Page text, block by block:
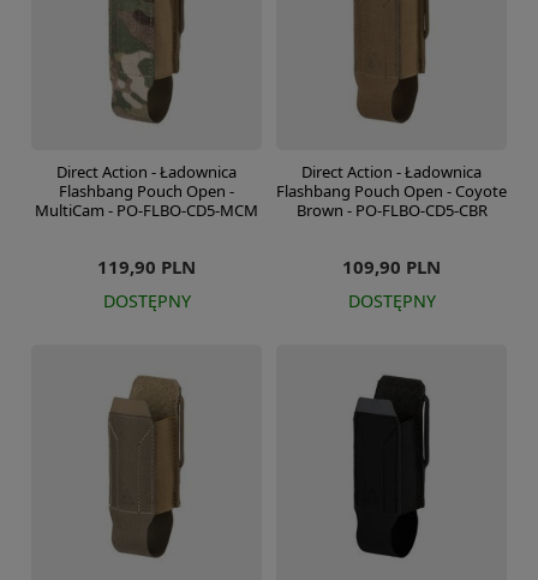
Direct Action - Ładownica
Flashbang Pouch Open -
MultiCam - PO-FLBO-CD5-MCM
119,90 PLN
DOSTĘPNY
Direct Action - Ładownica
Flashbang Pouch Open - Coyote
Brown - PO-FLBO-CD5-CBR
109,90 PLN
DOSTĘPNY